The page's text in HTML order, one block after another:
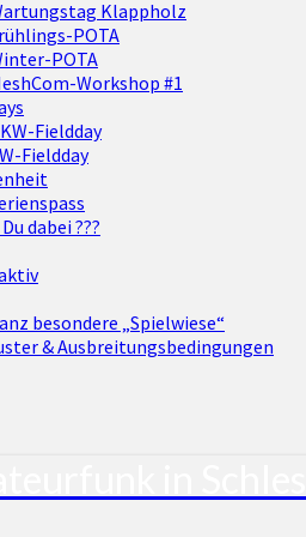
Klappholz
POTA
POTA
Workshop #1
Fieldday
Fieldday
dabei ???
besondere „Spielwiese“
& Ausbreitungsbedingungen